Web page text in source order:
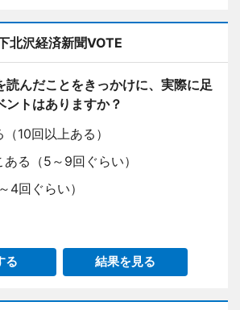
北沢経済新聞VOTE
読んだことをきっかけに、実際に足
ントはありますか？
10回以上ある）
る（5～9回ぐらい）
4回ぐらい）
る 結果を見る